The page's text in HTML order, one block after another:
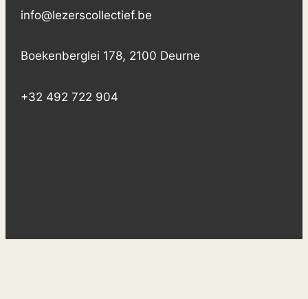
info@lezerscollectief.be
Boekenberglei 178, 2100 Deurne
+32 492 722 904